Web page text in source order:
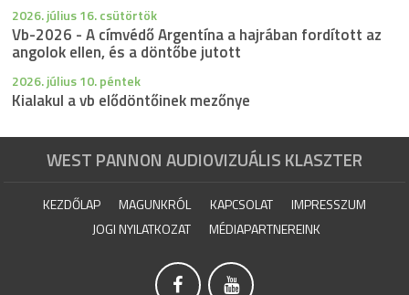
2026. július 16. csütörtök
Vb-2026 - A címvédő Argentína a hajrában fordított az
angolok ellen, és a döntőbe jutott
2026. július 10. péntek
Kialakul a vb elődöntőinek mezőnye
WEST PANNON AUDIOVIZUÁLIS KLASZTER
KEZDŐLAP MAGUNKRÓL KAPCSOLAT
IMPRESSZUM
JOGI NYILATKOZAT
MÉDIAPARTNEREINK
 